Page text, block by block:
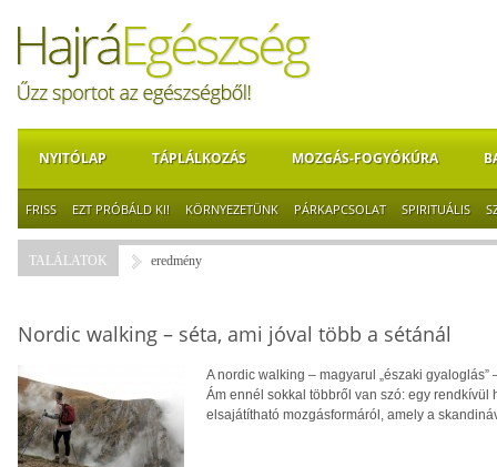
NYITÓLAP TÁPLÁLKOZÁS MOZGÁS-FOGYÓKÚRA
FRISS EZT PRÓBÁLD KI! KÖRNYEZETÜNK PÁRKAPCSOLAT SPIRITUÁLIS
TALÁLATOK eredmény
Nordic walking – séta, ami jóval több a sétánál
A nordic walking – magyarul „északi
Ám ennél sokkal többről van szó: egy rendkívül
elsajátítható mozgásformáról, amely a